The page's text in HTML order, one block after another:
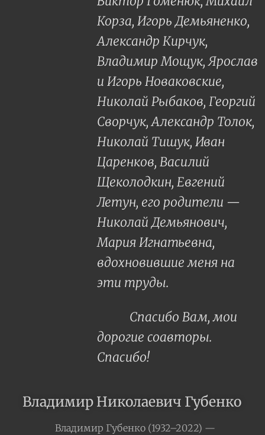
Корза, Игорь Демьяненко,
Александр Кирчук,
Владимир Мощук, Ярослав
и Игорь Новаковские,
Николай Рыбаков, Георгий
Сворчук, Александр Толок,
Николай Тишук, Иван
Царенков, Василий
Щеколодкин, Евгений
Летун, его родители —
Николай Демьянович,
Мария Игнатьевна,
вдохновившие меня на
эти труды.
Спасибо Вам, мои
дорогие соавторы.
Спасибо!
Владимир Николаевич Губенко
Владимир Губенко (1932–2022) —